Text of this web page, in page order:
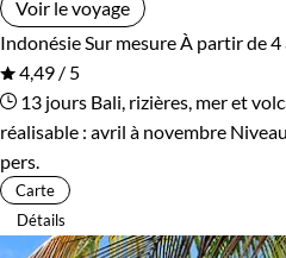
Voir le voyage
Indonésie Sur mesure À partir de 4
4,49 / 5
13 jours Bali, rizières, mer et
réalisable : avril à novembre
pers.
Carte
Détails